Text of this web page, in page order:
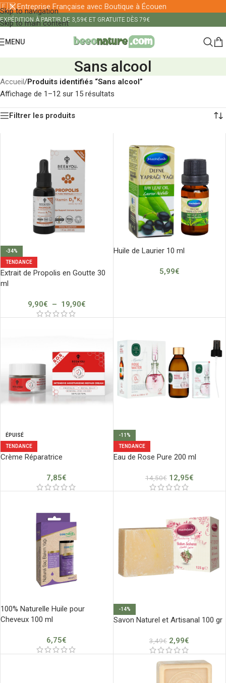
Skip to navigation
Skip to main content
🇫🇷 Entreprise Française avec Boutique à Écouen
EXPÉDITION À PARTIR DE 3,59€ ET GRATUITE DÈS 79€
MENU
Sans alcool
Accueil/Produits identifiés “Sans alcool”
Affichage de 1–12 sur 15 résultats
Filtrer les produits
-34%
TENDANCE
Extrait de Propolis en Goutte 30
ml
9,90€ – 19,90€
Huile de Laurier 10 ml
5,99€
ÉPUISÉ
TENDANCE
Crème Réparatrice
7,85€
-11%
TENDANCE
Eau de Rose Pure 200 ml
14,50€ 12,95€
100% Naturelle Huile pour
Cheveux 100 ml
6,75€
-14%
Savon Naturel et Artisanal 100 gr
3,49€ 2,99€